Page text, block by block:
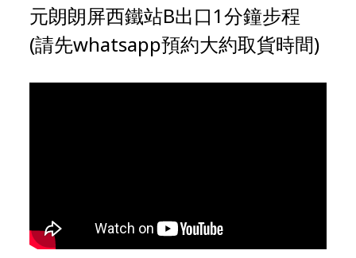
元朗朗屏西鐵站B出口1分鐘步程
(請先whatsapp預約大約取貨時間)